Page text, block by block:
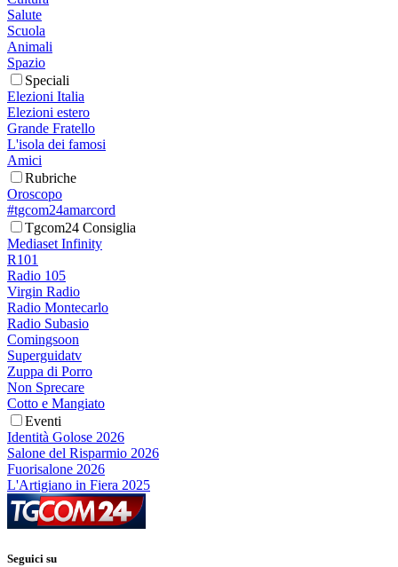
Salute
Scuola
Animali
Spazio
Speciali
Elezioni Italia
Elezioni estero
Grande Fratello
L'isola dei famosi
Amici
Rubriche
Oroscopo
#tgcom24amarcord
Tgcom24 Consiglia
Mediaset Infinity
R101
Radio 105
Virgin Radio
Radio Montecarlo
Radio Subasio
Comingsoon
Superguidatv
Zuppa di Porro
Non Sprecare
Cotto e Mangiato
Eventi
Identità Golose 2026
Salone del Risparmio 2026
Fuorisalone 2026
L'Artigiano in Fiera 2025
Seguici su